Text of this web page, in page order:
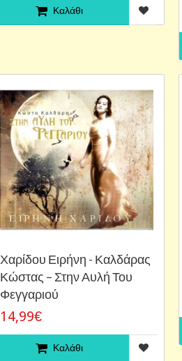
Καλάθι
Χαρίδου Ειρήνη - Καλδάρας
‎Κώστας – Στην Αυλή Του
Φεγγαριού
14,99€
Καλάθι